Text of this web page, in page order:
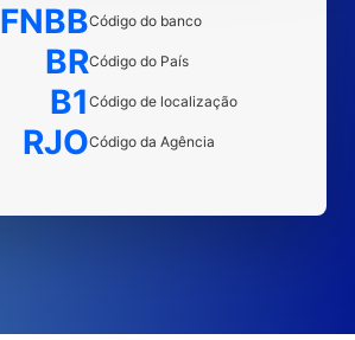
FNBBCódigo do banco
BRCódigo do País
B1 Código de localização
RJOCódigo da Agência